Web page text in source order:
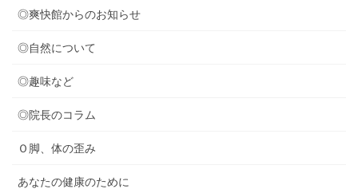
◎爽快館からのお知らせ
◎自然について
◎趣味など
◎院長のコラム
Ｏ脚、体の歪み
あなたの健康のために